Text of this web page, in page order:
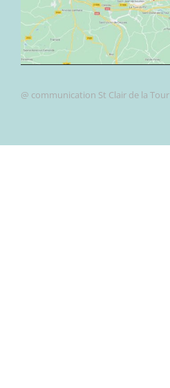
@ communication St Clair de la Tour